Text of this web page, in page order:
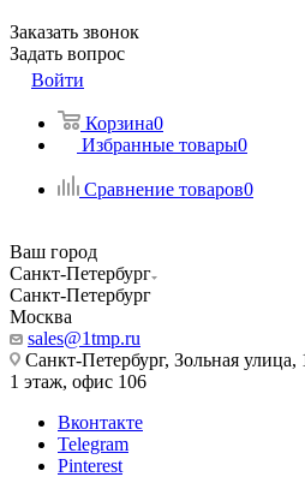
Заказать звонок
Задать вопрос
Войти
Корзина0
Избранные товары0
Сравнение товаров0
Ваш город
Санкт-Петербург
Санкт-Петербург
Москва
sales@1tmp.ru
Санкт-Петербург, Зольная
1 этаж, офис 106
Вконтакте
Telegram
Pinterest